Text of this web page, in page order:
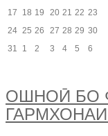
17
18 19 20 21 22 23
24 25 26 27 28 29 30
31
1 2 3 4 5 6
ОШНОӢ БО